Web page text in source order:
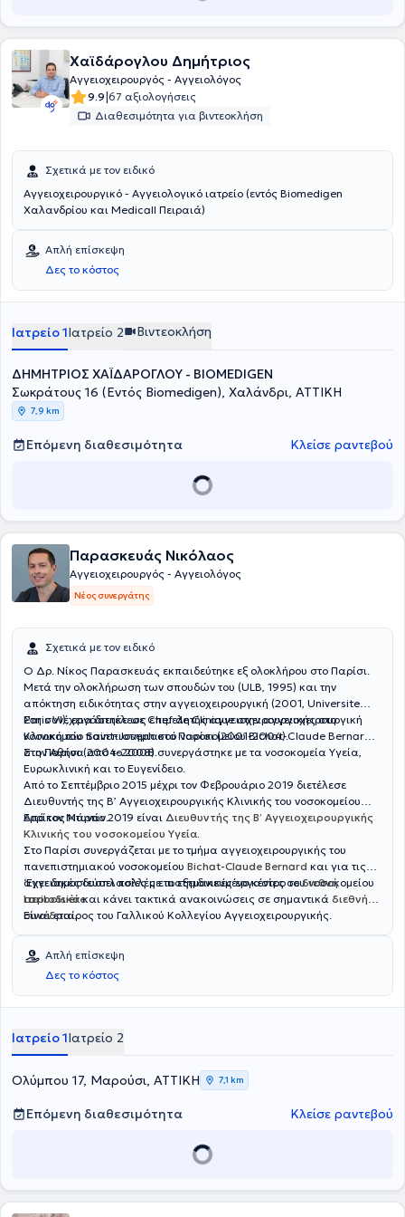
Χαϊδάρογλου Δημήτριος
Αγγειοχειρουργός - Αγγειολόγος
9.9|67 αξιολογήσεις
Διαθεσιμότητα για βιντεοκλήση
Σχετικά με τον ειδικό
Αγγειοχειρουργικό - Αγγειολογικό ιατρείο (εντός Biomedigen
Χαλανδρίου και Medicall Πειραιά)
Απλή επίσκεψη
Δες το κόστος
Ιατρείο 1Ιατρείο 2 Βιντεοκλήση
ΔΗΜΗΤΡΙΟΣ ΧΑΪΔΑΡΟΓΛΟΥ - BIOMEDIGEN
Σωκράτους 16 (Εντός Biomedigen), Χαλάνδρι, ΑΤΤΙΚΗ
7,9 km
Επόμενη διαθεσιμότητα Κλείσε ραντεβού
Παρασκευάς Νικόλαος
Αγγειοχειρουργός - Αγγειολόγος
Νέος συνεργάτης
Σχετικά με τον ειδικό
Ο Δρ. Νίκος Παρασκευάς εκπαιδεύτηκε εξ ολοκλήρου στο Παρίσι.
Μετά την ολοκλήρωση των σπουδών του (ULB, 1995) και την
απόκτηση ειδικότητας στην αγγειοχειρουργική (2001, Universite
Paris VI), εργάστηκε ως επιμελητής αγγειοχειρουργικής στο
νοσοκομείο Saint-Joseph στο Παρίσι (2001-2004).
Στη συνέχεια διετέλεσε Chef de Clinique στην αγγειοχειρουργική
Κλινική του πανεπιστημιακού νοσοκομείου Bichat-Claude Bernard
στο Παρίσι (2004-2008).
Στην Αθήνα από το 2008 συνεργάστηκε με τα νοσοκομεία Υγεία,
Ευρωκλινική και το Ευγενίδειο.
Από το Σεπτέμβριο 2015 μέχρι τον Φεβρουάριο 2019 διετέλεσε
Διευθυντής της Β’ Αγγειοχειρουργικής Κλινικής του νοσοκομείου
Ερρίκος Ντυνάν.
Από τον Μάρτιο 2019 είναι Διευθυντής της Β’ Αγγειοχειρουργικής
Κλινικής του νοσοκομείου Υγεία.
Στο Παρίσι συνεργάζεται με το τμήμα αγγειοχειρουργικής του
πανεπιστημιακού νοσοκομείου Bichat-Claude Bernard και για τις
αγγειακές δυσπλασίες με το εξειδικευμένο κέντρο του νοσοκομείου
Lariboisière.
‘Εχει δημοσιεύσει πολλές επιστημονικές εργασίες σεδιεθνή
περιοδικάκαι κάνει τακτικά ανακοινώσεις σε σημαντικά διεθνή
συνέδρια.
Είναι εταίρος του Γαλλικού Κολλεγίου Αγγειοχειρουργικής.
Απλή επίσκεψη
Δες το κόστος
Ιατρείο 1Ιατρείο 2
Ολύμπου 17, Μαρούσι, ΑΤΤΙΚΗ 7,1 km
Επόμενη διαθεσιμότητα Κλείσε ραντεβού